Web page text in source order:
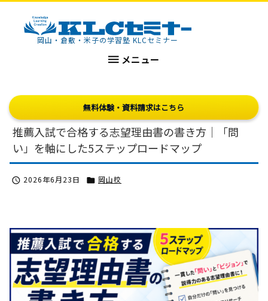
KLCセミナー岡山・倉敷・米子の学習塾 KLCセミナー
 メニュー
無料体験・資料請求はこちら
推薦入試で合格する志望理由書の書き方｜「問
い」を軸にした5ステップロードマップ
 2026年6月23日  岡山校